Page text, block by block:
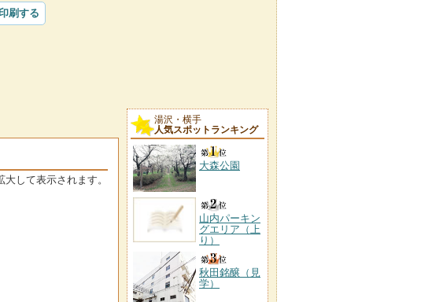
印刷する
して表示されます。
湯沢・横手
人気スポットランキング
大森公園
山内パーキン
グエリア（上
り）
秋田銘醸（見
学）